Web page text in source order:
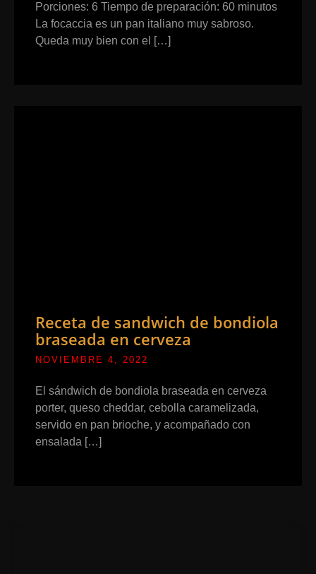
Porciones: 6 Tiempo de preparación: 60 minutos
La focaccia es un pan italiano muy sabroso.
Queda muy bien con el […]
Receta de sandwich de bondiola
braseada en cerveza
NOVIEMBRE 4, 2022
El sándwich de bondiola braseada en cerveza
porter, queso cheddar, cebolla caramelizada,
servido en pan brioche, y acompañado con
ensalada […]